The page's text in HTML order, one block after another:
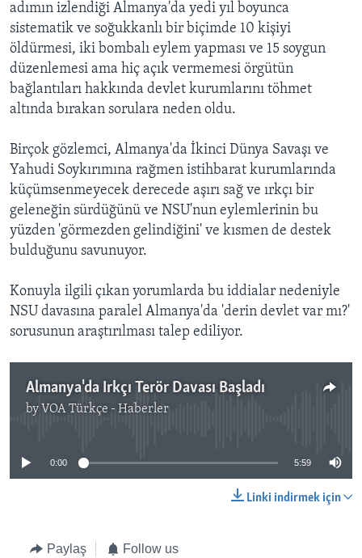
adımın izlendiği Almanya'da yedi yıl boyunca
sistematik ve soğukkanlı bir biçimde 10 kişiyi
öldürmesi, iki bombalı eylem yapması ve 15 soygun
düzenlemesi ama hiç açık vermemesi örgütün
bağlantıları hakkında devlet kurumlarını töhmet
altında bırakan sorulara neden oldu.
Birçok gözlemci, Almanya'da İkinci Dünya Savaşı ve
Yahudi Soykırımına rağmen istihbarat kurumlarında
küçümsenmeyecek derecede aşırı sağ ve ırkçı bir
geleneğin sürdüğünü ve NSU'nun eylemlerinin bu
yüzden 'görmezden gelindiğini' ve kısmen de destek
bulduğunu savunuyor.
Konuyla ilgili çıkan yorumlarda bu iddialar nedeniyle
NSU davasına paralel Almanya'da 'derin devlet var mı?'
sorusunun araştırılması talep ediliyor.
Almanya'da Irkçı Terör Davası Başladı
by VOA Türkçe - Haberler
No media source currently available
0:00 5:59
Linki indirmek için
Paylaş Follow us